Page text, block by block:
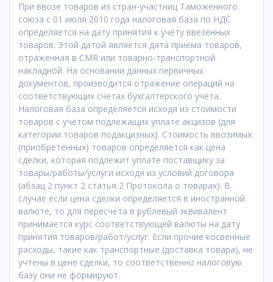
При ввозе товаров из стран-участниц Таможенного
союза с 01 июля 2010 года налоговая база по НДС
определяется на дату принятия к учёту ввезённых
товаров. Этой датой является дата приёма товаров,
отраженная в CMR или товарно-транспортной
накладной. На основании данных первичных
документов, производится отражение операций на
соответствующих счетах бухгалтерского учёта.
Налоговая база определяется исходя из стоимости
товаров с учётом подлежащих уплате акцизов (для
категории товаров подакцизных). Стоимость ввозимых
(приобретённых) товаров определяется как цена
сделки, которая подлежит уплате поставщику за
товары/работы/услуги исходя из условий договора
(абзац 2 пункт 2 статья 2 Протокола о товарах). В
случае если цена сделки определяется в иностранной
валюте, то для пересчета в рублевый эквивалент
принимается курс соответствующей валюты на дату
принятия товаров/работ/услуг. Если прочие косвенные
расходы, такие как транспортные (доставка товара), не
учтены в цене сделки, то соответственно налоговую
базу они не формируют.